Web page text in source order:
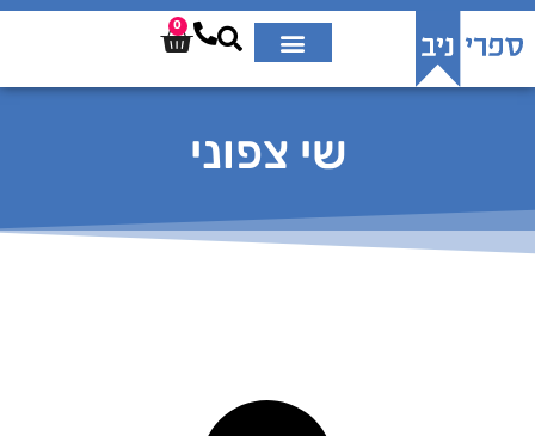
0
שי צפוני